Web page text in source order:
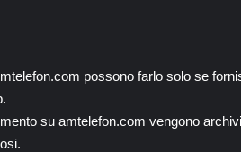
possono farlo solo se
su amtelefon.com vengono